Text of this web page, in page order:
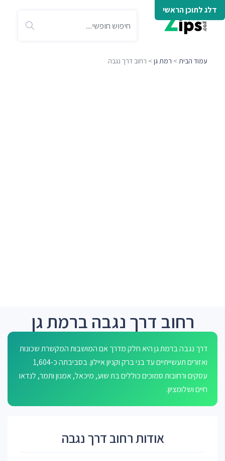
דלג לתוכן הראשי
עמוד הבית > רמת גן > רחוב דרך נגבה
רחוב דרך נגבה ברמת גן
דרך נגבה ברמת גן היא חלק מדרך אם המושבות המקשרת שכונות
ואזורים תעשייתיים עד בני ברק וקניון איילון. בסביבתה כ-1,604
עסקים ורחובות סמוכים כוללים בת שוע, מיכאל, אמנון ותמר, לנדאו
חיים ושלומציון.
אודות רחוב דרך נגבה